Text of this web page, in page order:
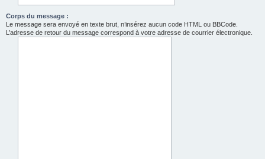
Corps du message :
Le message sera envoyé en texte brut, n’insérez aucun code HTML ou BBCode.
L’adresse de retour du message correspond à votre adresse de courrier électronique.